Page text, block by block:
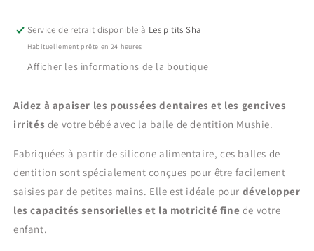
|
Shifting
sand
|
Shifting
sand
Service de retrait disponible à Les p'tits Sha
Habituellement prête en 24 heures
Afficher les informations de la boutique
Aidez à apaiser les poussées dentaires et les gencives
irrités de votre bébé avec la balle de dentition Mushie.
Fabriquées à partir de silicone alimentaire,ces balles de
dentition sont spécialement conçues pour être facilement
saisies par de petites mains. Elle est idéale pour développer
les capacités sensorielles et la motricité fine de votre
enfant.